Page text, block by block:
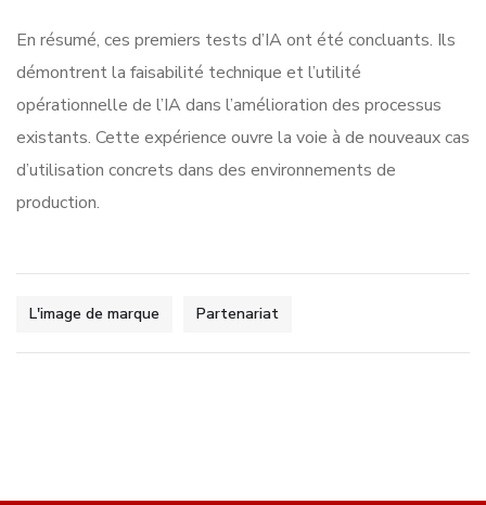
En résumé, ces premiers tests d’IA ont été concluants. Ils
démontrent la faisabilité technique et l’utilité
opérationnelle de l’IA dans l’amélioration des processus
existants. Cette expérience ouvre la voie à de nouveaux cas
d’utilisation concrets dans des environnements de
production.
L'image de marque Partenariat